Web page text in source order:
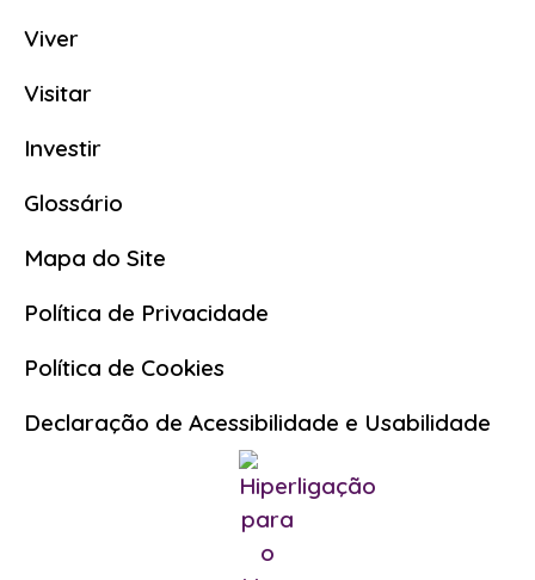
Viver
Visitar
Investir
Glossário
Mapa do Site
Política de Privacidade
Política de Cookies
Declaração de Acessibilidade e Usabilidade